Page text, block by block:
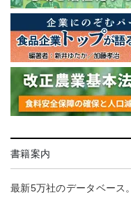
書籍案内
最新5万社のデータベース。